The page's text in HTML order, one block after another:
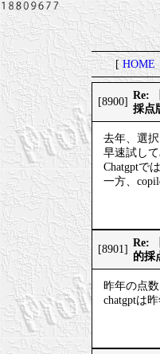
[HOME
[8900]
Re:
採点
去年、選
早速試して
Chatgptで
一方、
[8901]
Re:
的採
昨年の点
chatgptは